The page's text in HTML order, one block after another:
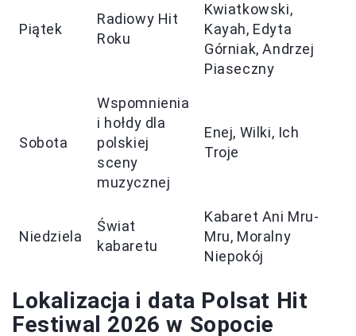
Piątek
Radiowy Hit
Roku
Kwiatkowski,
Kayah, Edyta
Górniak, Andrzej
Piaseczny
Sobota
Wspomnienia
i hołdy dla
polskiej
sceny
muzycznej
Enej, Wilki, Ich
Troje
Niedziela
Świat
kabaretu
Kabaret Ani Mru-
Mru, Moralny
Niepokój
Lokalizacja i data Polsat Hit
Festiwal 2026 w Sopocie